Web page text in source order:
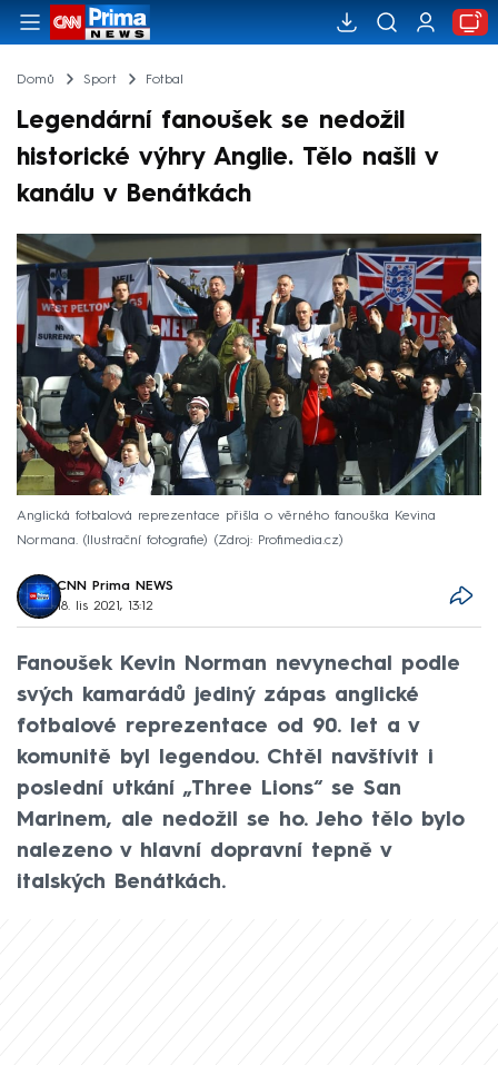
Domů Sport Fotbal
Legendární fanoušek se nedožil
historické výhry Anglie. Tělo našli v
kanálu v Benátkách
Anglická fotbalová reprezentace přišla o věrného fanouška Kevina
Normana. (Ilustrační fotografie)
Zdroj: Profimedia.cz
CNN Prima NEWS
18. lis 2021, 13:12
Fanoušek Kevin Norman nevynechal podle
svých kamarádů jediný zápas anglické
fotbalové reprezentace od 90. let a v
komunitě byl legendou. Chtěl navštívit i
poslední utkání „Three Lions“ se San
Marinem, ale nedožil se ho. Jeho tělo bylo
nalezeno v hlavní dopravní tepně v
italských Benátkách.